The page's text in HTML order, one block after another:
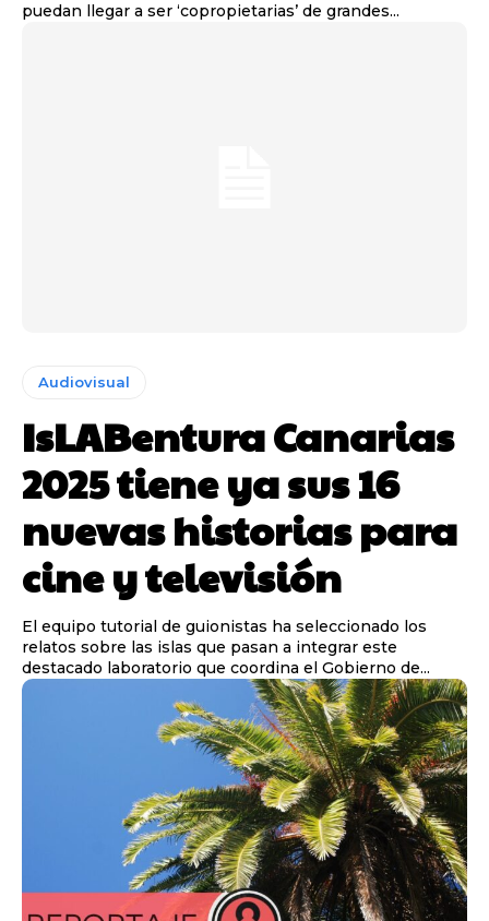
puedan llegar a ser ‘copropietarias’ de grandes...
Audiovisual
IsLABentura Canarias
2025 tiene ya sus 16
nuevas historias para
cine y televisión
El equipo tutorial de guionistas ha seleccionado los
relatos sobre las islas que pasan a integrar este
destacado laboratorio que coordina el Gobierno de...